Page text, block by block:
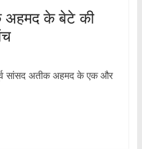
अहमद के बेटे की
सांसद अतीक अहमद के एक और